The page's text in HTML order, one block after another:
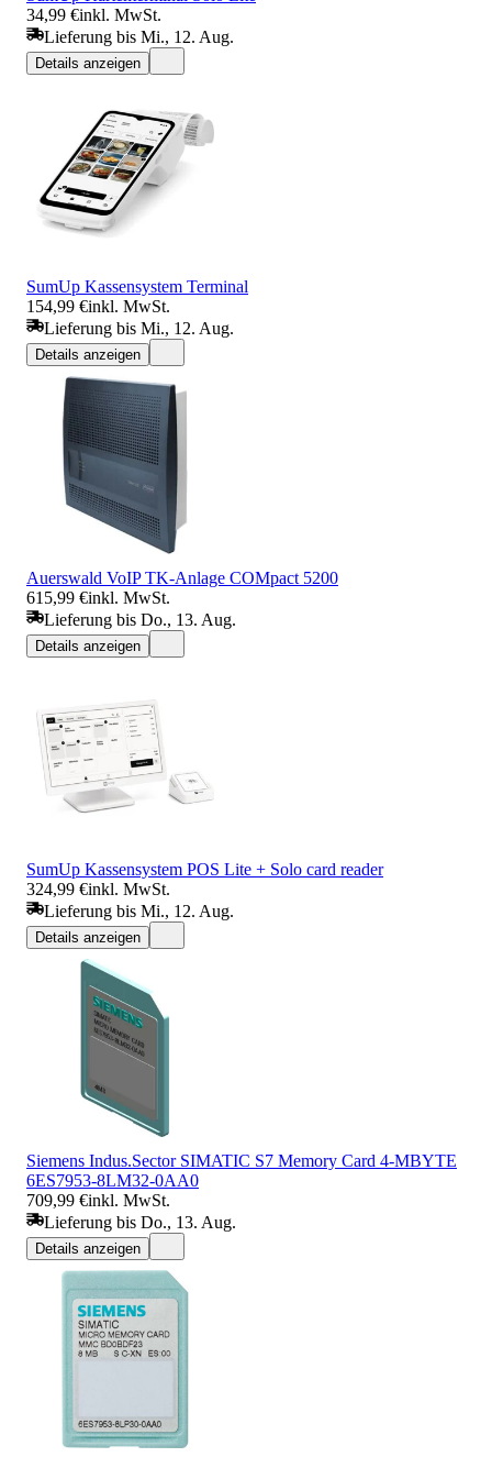
34,99 €inkl. MwSt.
Lieferung bis Mi., 12. Aug.
Details anzeigen
SumUp Kassensystem Terminal
154,99 €inkl. MwSt.
Lieferung bis Mi., 12. Aug.
Details anzeigen
Auerswald VoIP TK-Anlage COMpact 5200
615,99 €inkl. MwSt.
Lieferung bis Do., 13. Aug.
Details anzeigen
SumUp Kassensystem POS Lite + Solo card reader
324,99 €inkl. MwSt.
Lieferung bis Mi., 12. Aug.
Details anzeigen
Siemens Indus.Sector SIMATIC S7 Memory Card 4-MBYTE
6ES7953-8LM32-0AA0
709,99 €inkl. MwSt.
Lieferung bis Do., 13. Aug.
Details anzeigen